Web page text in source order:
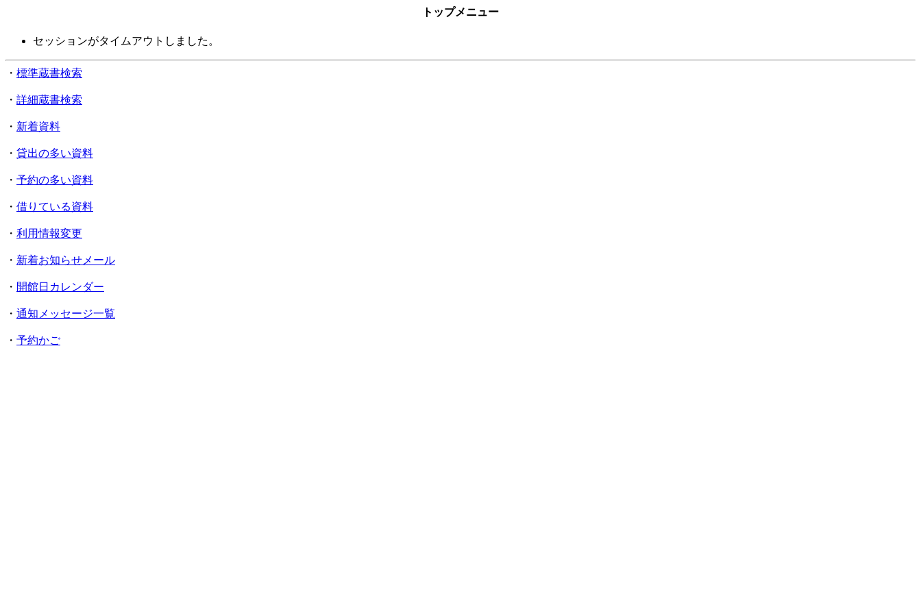
トップメニュー
セッションがタイムアウトしました。
・ 標準蔵書検索
・ 詳細蔵書検索
・ 新着資料
・ 貸出の多い資料
・ 予約の多い資料
・ 借りている資料
・ 利用情報変更
・ 新着お知らせメール
・ 開館日カレンダー
・ 通知メッセージ一覧
・ 予約かご